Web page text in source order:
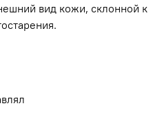
вид кожи, склонной к